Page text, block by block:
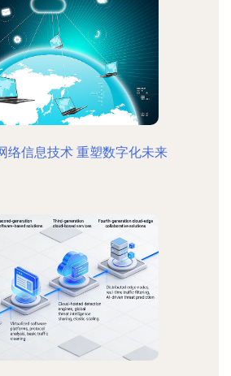
络信息技术 重塑数字化未来